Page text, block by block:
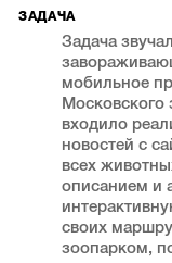
ЗАДАЧА
Задача
мобильное
Московского
входило
новостей с
всех
описанием и
своих
зоопарком,